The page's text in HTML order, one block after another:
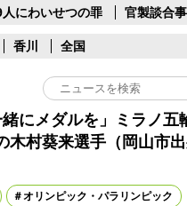
にわいせつの罪 官製談合
香川 全国
緒にメダルを」ミラノ五
木村葵来選手（岡山市出
オリンピック・パラリンピック